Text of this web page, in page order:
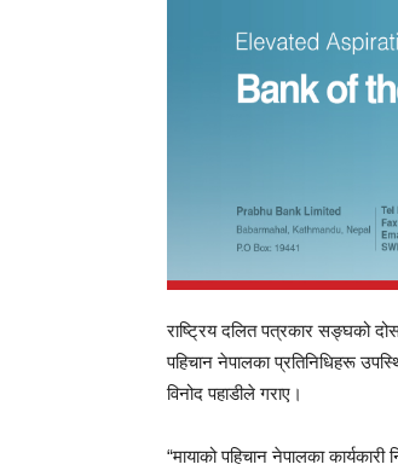
राष्ट्रिय दलित पत्रकार सङ्घको
पहिचान नेपालका प्रतिनिधिहरू
विनोद पहाडीले गराए।
“मायाको पहिचान नेपालका